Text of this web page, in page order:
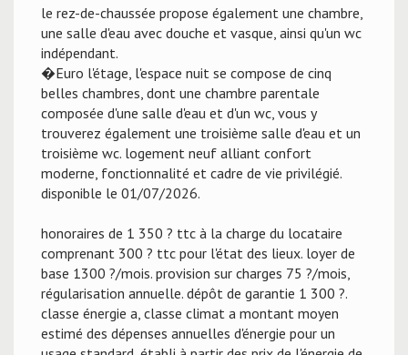
le rez-de-chaussée propose également une chambre,
une salle d'eau avec douche et vasque, ainsi qu'un wc
indépendant.
�Euro l'étage, l'espace nuit se compose de cinq
belles chambres, dont une chambre parentale
composée d'une salle d'eau et d'un wc, vous y
trouverez également une troisième salle d'eau et un
troisième wc. logement neuf alliant confort
moderne, fonctionnalité et cadre de vie privilégié.
disponible le 01/07/2026.
honoraires de 1 350 ? ttc à la charge du locataire
comprenant 300 ? ttc pour l'état des lieux. loyer de
base 1300 ?/mois. provision sur charges 75 ?/mois,
régularisation annuelle. dépôt de garantie 1 300 ?.
classe énergie a, classe climat a montant moyen
estimé des dépenses annuelles d'énergie pour un